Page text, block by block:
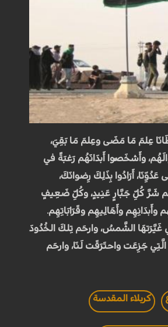
عِلمَ مَا مَضَى وعِلمَ مَا بَقِيَ،
وأَشخَصُوا أَبدَانَهُم رَغبَةً في
أَرَادُوا بِذَلِكَ رِضوانَكَ،
شَرَّ كُلِّ جَبَّارٍ عَنِيدٍ، وكُلِّ ضَعِيفٍ
وأَهَالِيهِم وقَرَابَاتِهِم.
غَيَّرَتهَا الشَّمسُ، وارحَم تِلكَ الخُدُودَ
جَزِعَت واحتَرَقَت لَنَا، وارحَم
كربلاء المقدسة